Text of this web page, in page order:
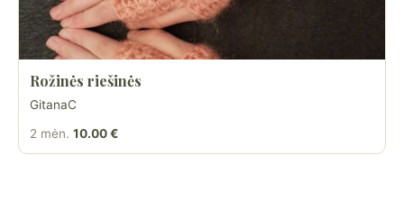
Rožinės riešinės
GitanaC
2 mėn. 10.00 €